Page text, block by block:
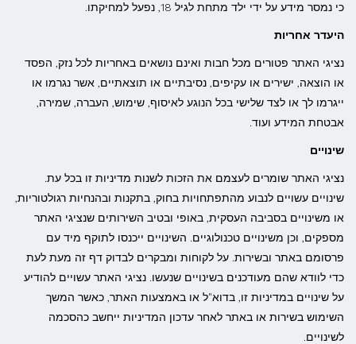
כי נמסר מידע על ידי ילד מתחת לגיל 18, נפעל למחיקתו.
היעדר אחריות
נציגי האתר פטורים מכל חבות ואינם נושאים באחריות לכל נזק, הפסד
או הוצאה, ישירים או עקיפים, נסיבתיים או תוצאתיים, אשר נגרמו או
ייגרמו לך או לצד שלישי בכל הנוגע לאיסוף, שימוש, העברה, שמירה,
אבטחת המידע ועוד.
שינויים
נציגי האתר שומרים לעצמם את הזכות לשנות מדיניות זו בכל עת.
שינויים עשויים לנבוע מהתפתחויות בחוק, בתקנות ובהנחיות רגולטוריות,
או משינויים בסביבה העסקית, באופי ובטיב השירותים שנציגי האתר
מספקים, וכן משינויים טכנולוגיים. השינויים ייכנסו לתוקף מיד עם
פרסומם באתר ובשירות. על לקוחות ומבקרים לבדוק דף זה מעת לעת
כדי לוודא שהם מעודכנים בשינויים שנעשו. נציגי האתר עשויים להודיע
על שינויים במדיניות זו, בדוא"ל או באמצעות האתר, כאשר המשך
השימוש בשירות או באתר לאחר עדכון המדיניות ייחשב כהסכמה
לשינויים.